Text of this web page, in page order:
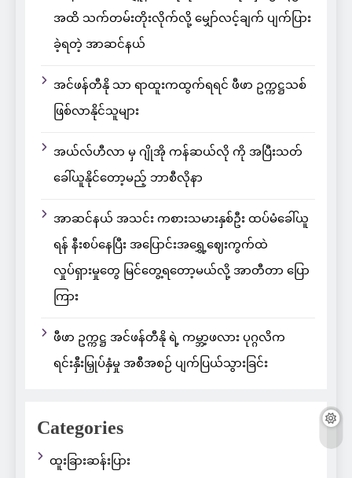
အထိ သက်တမ်းတိုးလိုက်လို့ မျှော်လင့်ချက် ပျက်ပြား
ခဲ့ရတဲ့ အာဆင်နယ်
အင်ဖန်တီနို သာ ရာထူးကထွက်ရရင် ဖီဖာ ဥက္ကဋ္ဌသစ်
ဖြစ်လာနိုင်သူများ
အယ်လ်ဟီလာ မှ ဂျိုအို ကန်ဆယ်လို ကို အပြီးသတ်
ခေါ်ယူနိုင်တော့မည့် ဘာစီလိုနာ
အာဆင်နယ် အသင်း ကစားသမားနှစ်ဦး ထပ်မံခေါ်ယူ
ရန် နီးစပ်နေပြီး အပြောင်းအရွှေ့ဈေးကွက်ထဲ
လှုပ်ရှားမှုတွေ မြင်တွေ့ရတော့မယ်လို့ အာတီတာ ပြော
ကြား
ဖီဖာ ဥက္ကဋ္ဌ အင်ဖန်တီနို ရဲ့ ကမ္ဘာ့ဖလား ပုဂ္ဂလိက
ရင်းနှီးမြှုပ်နှံမှု အစီအစဉ် ပျက်ပြယ်သွားခြင်း
Categories
ထူးခြားဆန်းပြား